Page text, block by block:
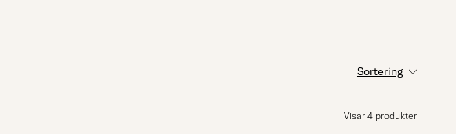
Sortering
Visar 4 produkter